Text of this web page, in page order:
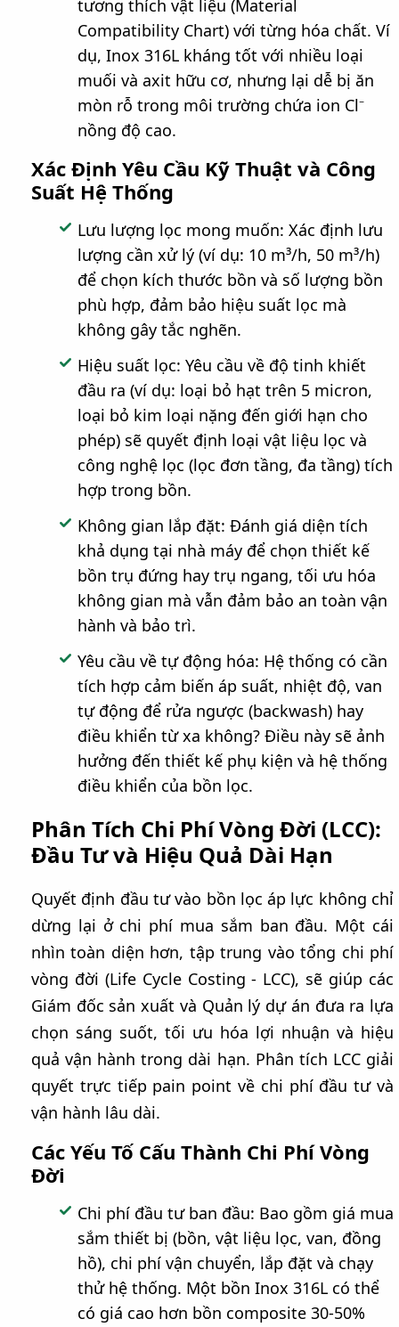
tương thích vật liệu (Material
Compatibility Chart) với từng hóa chất. Ví
dụ, Inox 316L kháng tốt với nhiều loại
muối và axit hữu cơ, nhưng lại dễ bị ăn
mòn rỗ trong môi trường chứa ion Cl⁻
nồng độ cao.
Xác Định Yêu Cầu Kỹ Thuật và Công
Suất Hệ Thống
Lưu lượng lọc mong muốn: Xác định lưu
lượng cần xử lý (ví dụ: 10 m³/h, 50 m³/h)
để chọn kích thước bồn và số lượng bồn
phù hợp, đảm bảo hiệu suất lọc mà
không gây tắc nghẽn.
Hiệu suất lọc: Yêu cầu về độ tinh khiết
đầu ra (ví dụ: loại bỏ hạt trên 5 micron,
loại bỏ kim loại nặng đến giới hạn cho
phép) sẽ quyết định loại vật liệu lọc và
công nghệ lọc (lọc đơn tầng, đa tầng) tích
hợp trong bồn.
Không gian lắp đặt: Đánh giá diện tích
khả dụng tại nhà máy để chọn thiết kế
bồn trụ đứng hay trụ ngang, tối ưu hóa
không gian mà vẫn đảm bảo an toàn vận
hành và bảo trì.
Yêu cầu về tự động hóa: Hệ thống có cần
tích hợp cảm biến áp suất, nhiệt độ, van
tự động để rửa ngược (backwash) hay
điều khiển từ xa không? Điều này sẽ ảnh
hưởng đến thiết kế phụ kiện và hệ thống
điều khiển của bồn lọc.
Phân Tích Chi Phí Vòng Đời (LCC):
Đầu Tư và Hiệu Quả Dài Hạn
Quyết định đầu tư vào bồn lọc áp lực không chỉ
dừng lại ở chi phí mua sắm ban đầu. Một cái
nhìn toàn diện hơn, tập trung vào tổng chi phí
vòng đời (Life Cycle Costing - LCC), sẽ giúp các
Giám đốc sản xuất và Quản lý dự án đưa ra lựa
chọn sáng suốt, tối ưu hóa lợi nhuận và hiệu
quả vận hành trong dài hạn. Phân tích LCC giải
quyết trực tiếp pain point về chi phí đầu tư và
vận hành lâu dài.
Các Yếu Tố Cấu Thành Chi Phí Vòng
Đời
Chi phí đầu tư ban đầu: Bao gồm giá mua
sắm thiết bị (bồn, vật liệu lọc, van, đồng
hồ), chi phí vận chuyển, lắp đặt và chạy
thử hệ thống. Một bồn Inox 316L có thể
có giá cao hơn bồn composite 30-50%